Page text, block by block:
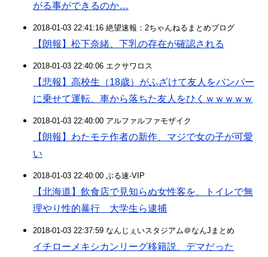
がる事ができるのか…
2018-01-03 22:41:16 絶望速報：2ちゃんねるまとめブログ
【朗報】松下奈緒、下乳の存在が確認される
2018-01-03 22:40:06 エクサワロス
【悲報】高校生（18歳）がふざけて友人をバンパー
に乗せて運転、車から落ちた友人をひくｗｗｗｗｗ
2018-01-03 22:40:00 アルファルファモザイク
【朗報】わたモテ作者の新作、マジで女の子が可愛
い
2018-01-03 22:40:00 ぶる速-VIP
【北海道】飲食店で見知らぬ女性客を、トイレで無
理やり性的暴行 大学生ら逮捕
2018-01-03 22:37:59 なんじぇいスタジアム＠なんJまとめ
イチローメキシカンリーグ移籍説、デマだった